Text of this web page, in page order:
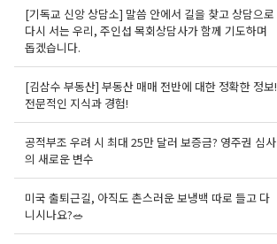
[기독교 신앙 상담소] 말씀 안에서 길을 찾고 상담으로
다시 서는 우리, 주인섭 목회상담사가 함께 기도하며
돕겠습니다.
[김삼수 부동산] 부동산 매매 전반에 대한 정확한 정보!
전문적인 지식과 경험!
공적부조 우려 시 최대 25만 달러 보증금? 영주권 심사
의 새로운 변수
미국 출퇴근길, 아직도 촌스러운 보냉백 따로 들고 다
니시나요?🥗